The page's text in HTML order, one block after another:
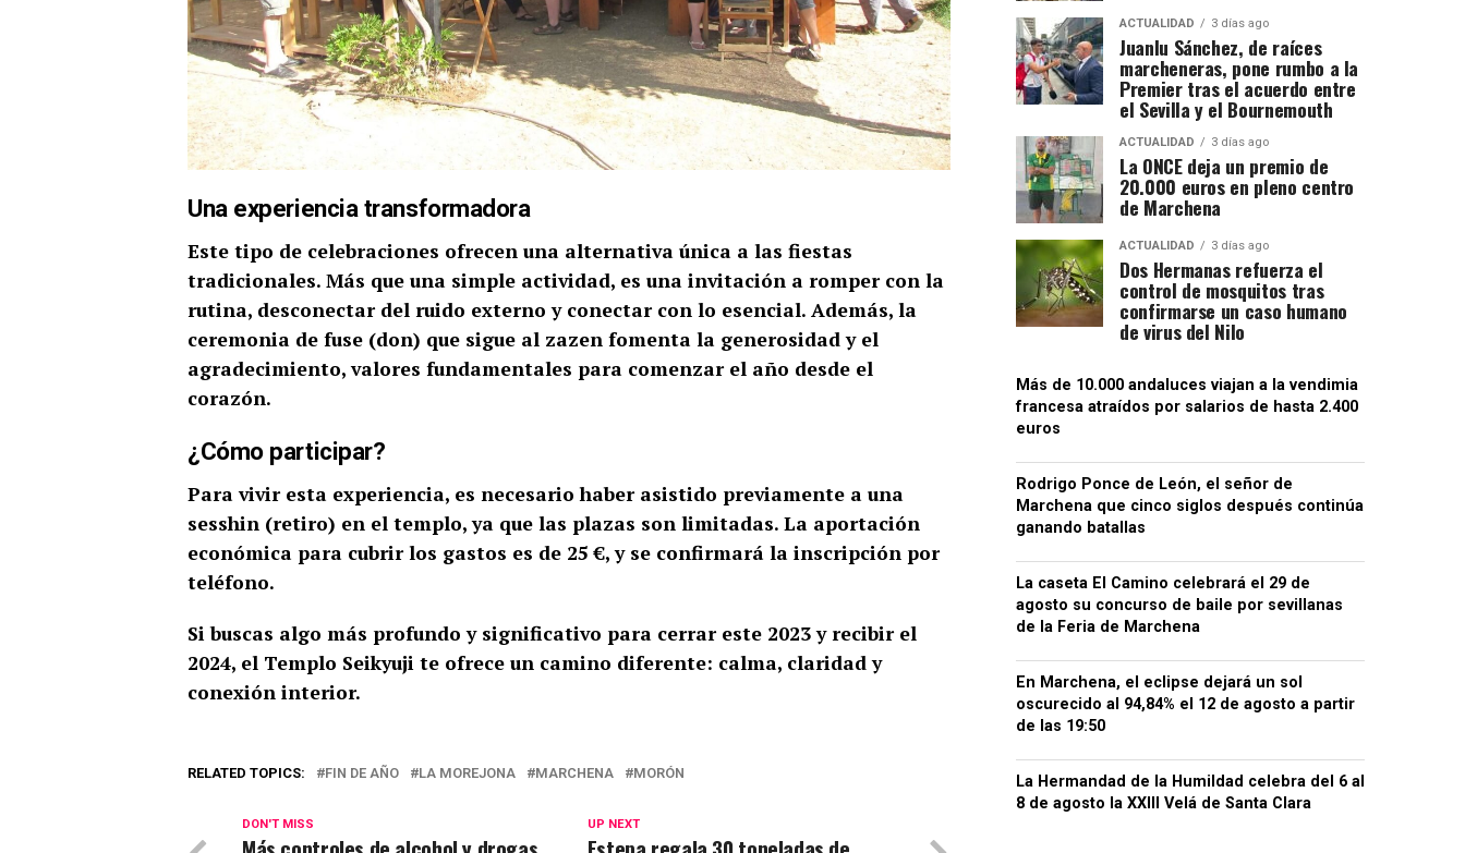
Una experiencia transformadora
Este tipo de celebraciones ofrecen una alternativa única a las fiestas
tradicionales. Más que una simple actividad, es una invitación a romper con la
rutina, desconectar del ruido externo y conectar con lo esencial. Además, la
ceremonia de fuse (don) que sigue al zazen fomenta la generosidad y el
agradecimiento, valores fundamentales para comenzar el año desde el
corazón.
¿Cómo participar?
Para vivir esta experiencia, es necesario haber asistido previamente a una
sesshin (retiro) en el templo, ya que las plazas son limitadas. La aportación
económica para cubrir los gastos es de 25 €, y se confirmará la inscripción por
teléfono.
Si buscas algo más profundo y significativo para cerrar este 2023 y recibir el
2024, el Templo Seikyuji te ofrece un camino diferente: calma, claridad y
conexión interior.
RELATED TOPICS: FIN DE AÑO LA MOREJONA MARCHENA MORÓN
UP NEXT
DON'T MISS
ACTUALIDAD 3 días ago
Juanlu Sánchez, de raíces
marcheneras, pone rumbo a la
Premier tras el acuerdo entre
el Sevilla y el Bournemouth
ACTUALIDAD 3 días ago
La ONCE deja un premio de
20.000 euros en pleno centro
de Marchena
ACTUALIDAD 3 días ago
Dos Hermanas refuerza el
control de mosquitos tras
confirmarse un caso humano
de virus del Nilo
Más de 10.000 andaluces viajan a la vendimia
francesa atraídos por salarios de hasta 2.400
euros
Rodrigo Ponce de León, el señor de
Marchena que cinco siglos después continúa
ganando batallas
La caseta El Camino celebrará el 29 de
agosto su concurso de baile por sevillanas
de la Feria de Marchena
En Marchena, el eclipse dejará un sol
oscurecido al 94,84% el 12 de agosto a partir
de las 19:50
La Hermandad de la Humildad celebra del 6 al
8 de agosto la XXIII Velá de Santa Clara